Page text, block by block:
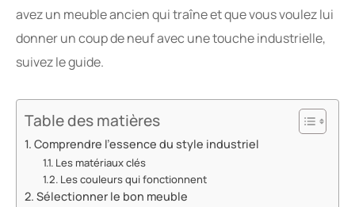
avez un meuble ancien qui traîne et que vous voulez lui
donner un coup de neuf avec une touche industrielle,
suivez le guide.
Table des matières
Comprendre l’essence du style industriel
Les matériaux clés
Les couleurs qui fonctionnent
Sélectionner le bon meuble